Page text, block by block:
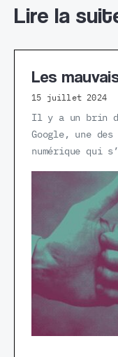
Lire la
Les
15 juillet 2024
Il y a un brin
Google, une
numérique qui